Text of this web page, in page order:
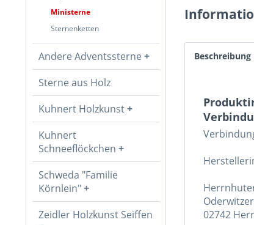
Ministerne
Sternenketten
Andere Adventssterne
Sterne aus Holz
Kuhnert Holzkunst
Kuhnert
Schneeflöckchen
Schweda "Familie
Körnlein"
Zeidler Holzkunst Seiffen
Beschreibung
02742